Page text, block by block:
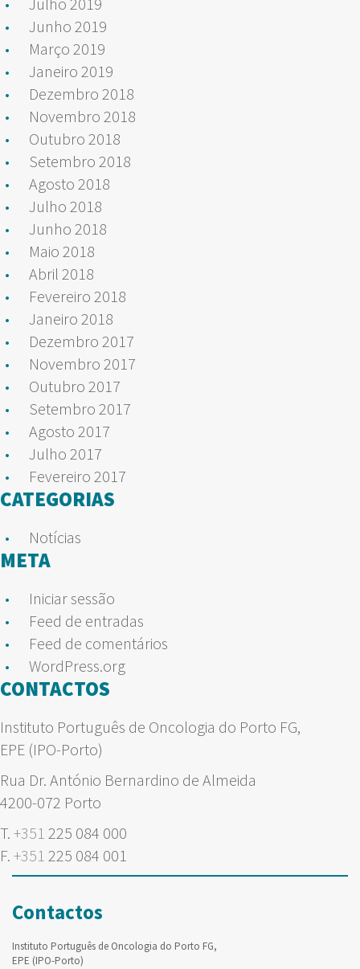
Junho 2019
Março 2019
Janeiro 2019
Dezembro 2018
Novembro 2018
Outubro 2018
Setembro 2018
Agosto 2018
Julho 2018
Junho 2018
Maio 2018
Abril 2018
Fevereiro 2018
Janeiro 2018
Dezembro 2017
Novembro 2017
Outubro 2017
Setembro 2017
Agosto 2017
Julho 2017
Fevereiro 2017
CATEGORIAS
Notícias
META
Iniciar sessão
Feed de entradas
Feed de comentários
WordPress.org
CONTACTOS
Instituto Português de Oncologia do Porto FG,
EPE (IPO-Porto)
Rua Dr. António Bernardino de Almeida
4200-072 Porto
T. +351 225 084 000
F. +351 225 084 001
Contactos
Instituto Português de Oncologia do Porto FG,
EPE (IPO-Porto)